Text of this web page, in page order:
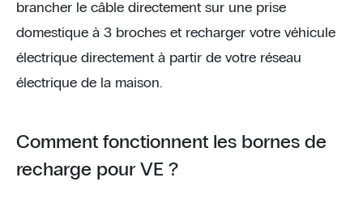
brancher le câble directement sur une prise
domestique à 3 broches et recharger votre véhicule
électrique directement à partir de votre réseau
électrique de la maison.
Comment fonctionnent les bornes de
recharge pour VE ?